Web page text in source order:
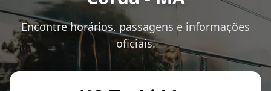
Encontre horários, passagens e informações
oficiais.